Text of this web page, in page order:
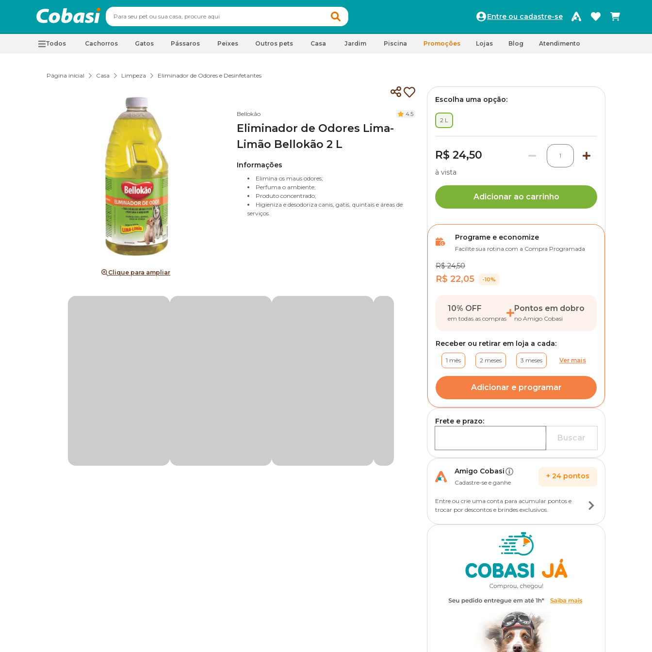
Entre ou cadastre-se
Todos Cachorros Gatos Pássaros Peixes Outros pets Casa Jardim Piscina Promoções Lojas Blog Atendimento
Página inicial Casa Limpeza Eliminador de Odores e Desinfetantes
Clique para ampliar
Bellokão 4.5
Eliminador de Odores Lima-
Limão Bellokão 2 L
Informações
Elimina os maus odores;
Perfuma o ambiente;
Produto concentrado;
Higieniza e desodoriza canis, gatis, quintais e áreas de
serviços.
Escolha uma opção:
2 L
R$ 24,50 1
à vista
Adicionar ao carrinho
Programe e economize
Facilite sua rotina com a Compra Programada
R$ 24,50
R$ 22,05 -10%
10% OFF
em todas as compras
Pontos em dobro
no Amigo Cobasi
Receber ou retirar em loja a cada:
1 mês 2 meses 3 meses Ver mais
Adicionar e programar
Frete e prazo:
Buscar
Amigo Cobasi
Cadastre-se e ganhe
+ 24 pontos
Entre ou crie uma conta para acumular pontos e
trocar por descontos e brindes exclusivos.